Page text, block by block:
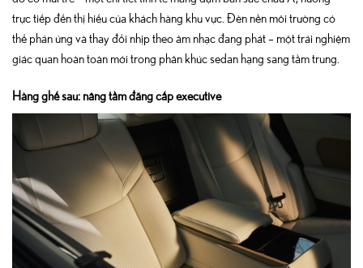
trực tiếp đến thị hiếu của khách hàng khu vực. Đèn nền môi trường có
thể phản ứng và thay đổi nhịp theo âm nhạc đang phát – một trải nghiệm
giác quan hoàn toàn mới trong phân khúc sedan hạng sang tầm trung.
Hàng ghế sau: nâng tầm đẳng cấp executive